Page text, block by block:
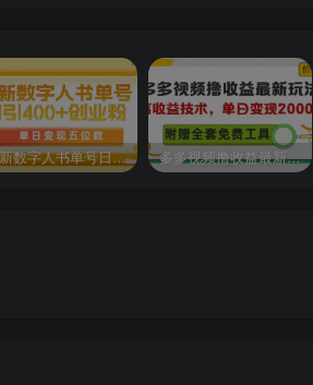
最新数字人书单号日400+创业粉，单日变现五位数，市面卖5980附软件和详… 多多视频撸收益最新玩法，高收益技术，单日变现2000+，附赠全套技术资料